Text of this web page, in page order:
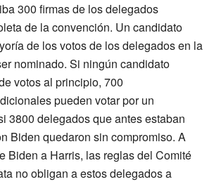
300 firmas de los delegados
de la convención. Un candidato
de los votos de los delegados en la
nominado. Si ningún candidato
votos al principio, 700
pueden votar por un
3800 delegados que antes estaban
Biden quedaron sin compromiso. A
Biden a Harris, las reglas del Comité
no obligan a estos delegados a